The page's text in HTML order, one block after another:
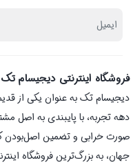
فروشگاه اینترنتی دیجیسام
دیجیسام تک به عنوان یکی از
صورت خرابی و تضمین اصل‌بودن
جهان، به بزرگ‌ترین فروشگاه